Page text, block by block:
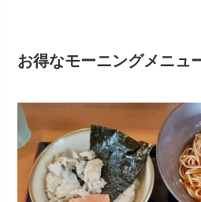
お得なモーニングメニュ